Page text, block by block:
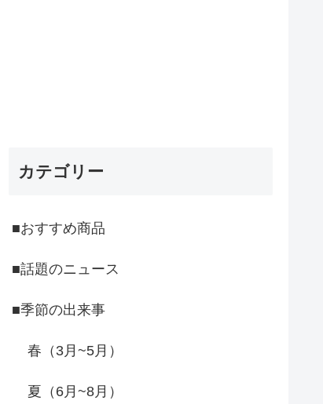
カテゴリー
■おすすめ商品
■話題のニュース
■季節の出来事
春（3月~5月）
夏（6月~8月）